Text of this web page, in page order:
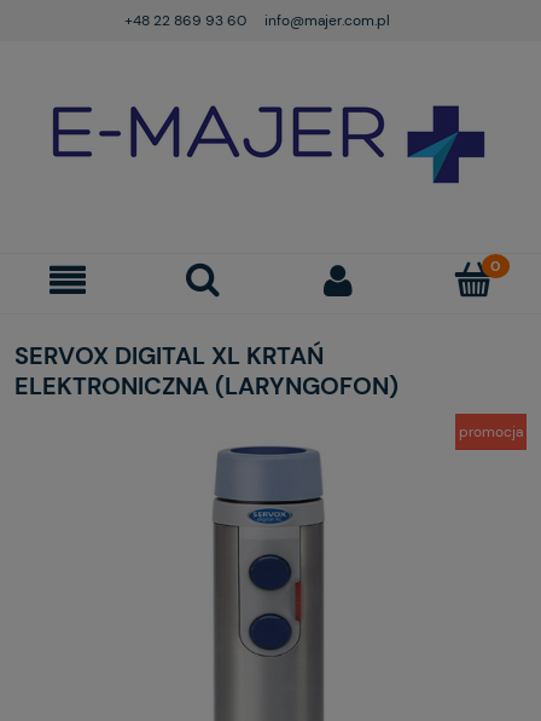
+48 22 869 93 60 info@majer.com.pl
SERVOX DIGITAL XL KRTAŃ
ELEKTRONICZNA (LARYNGOFON)
promocja